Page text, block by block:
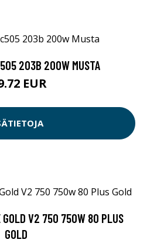
203B 200W MUSTA
EUR
GOLD V2 750 750W 80 PLUS
GOLD